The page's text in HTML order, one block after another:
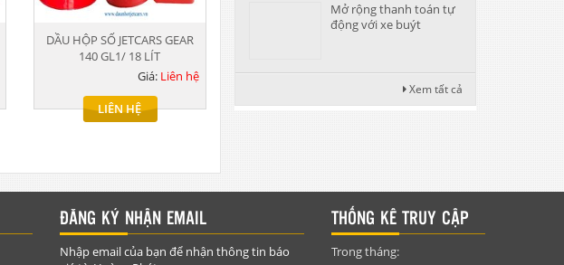
Mở rộng thanh toán tự
động với xe buýt
Xem tất cả
DẦU HỘP SỐ JETCARS GEAR
140 GL1/ 18 LÍT
Giá: Liên hệ
LIÊN HỆ
ĐĂNG KÝ NHẬN EMAIL
Nhập email của bạn để nhận thông tin báo
THỐNG KÊ TRUY CẬP
Trong tháng: